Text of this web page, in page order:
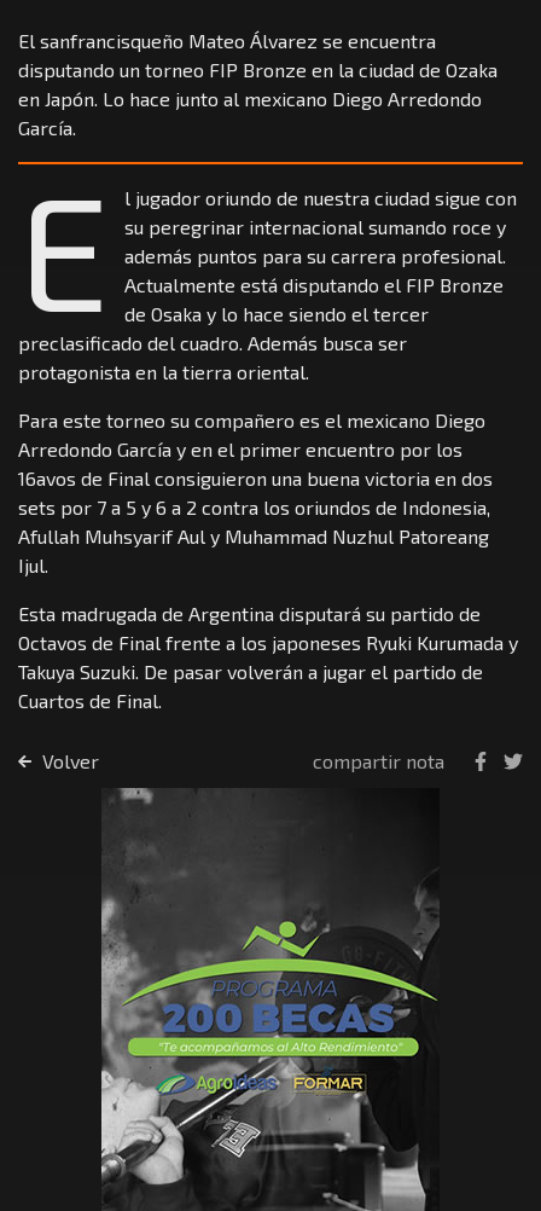
El sanfrancisqueño Mateo Álvarez se encuentra
disputando un torneo FIP Bronze en la ciudad de Ozaka
en Japón. Lo hace junto al mexicano Diego Arredondo
García.
E
l jugador oriundo de nuestra ciudad sigue con
su peregrinar internacional sumando roce y
además puntos para su carrera profesional.
Actualmente está disputando el FIP Bronze
de Osaka y lo hace siendo el tercer
preclasificado del cuadro. Además busca ser
protagonista en la tierra oriental.
Para este torneo su compañero es el mexicano Diego
Arredondo García y en el primer encuentro por los
16avos de Final consiguieron una buena victoria en dos
sets por 7 a 5 y 6 a 2 contra los oriundos de Indonesia,
Afullah Muhsyarif Aul y Muhammad Nuzhul Patoreang
Ijul.
Esta madrugada de Argentina disputará su partido de
Octavos de Final frente a los japoneses Ryuki Kurumada y
Takuya Suzuki. De pasar volverán a jugar el partido de
Cuartos de Final.
Volver compartir nota